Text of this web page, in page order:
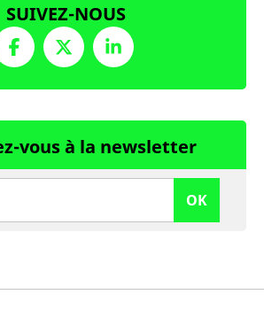
SUIVEZ-NOUS
vous à la newsletter
OK